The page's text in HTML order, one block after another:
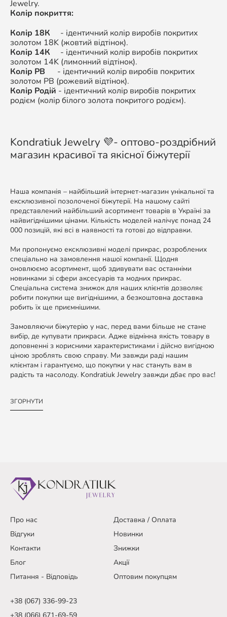
Jewelry.
Колір покриття:
Колір 18К - ідентичний колір виробів покритих
золотом 18K (жовтий відтінок).
Колір 14К - ідентичний колір виробів покритих
золотом 14K (лимонний відтінок).
Колір РВ - ідентичний колір виробів покритих
золотом РВ (рожевий відтінок).
Колір Родій - ідентичний колір виробів покритих
родієм (колір білого золота покритого родієм).
Kondratiuk Jewelry 💜- оптово-роздрібний
магазин красивої та якісної біжутерії
Наша компанія – найбільший інтернет-магазин унікальної та
ексклюзивної позолоченої біжутерії. На нашому сайті
представлений найбільший асортимент товарів в Україні за
найвигіднішими цінами. Кількість моделей налічує понад 24
000 позицій, які всі в наявності та готові до відправки.
Ми пропонуємо ексклюзивні моделі прикрас, розроблених
спеціально на замовлення нашої компанії. Щодня
оновлюємо асортимент, щоб здивувати вас останніми
новинками зі сфери аксесуарів та модних прикрас.
Спеціальна система знижок для наших клієнтів дозволяє
робити покупки ще вигіднішими, а безкоштовна доставка
робить їх ще приємнішими.
Замовляючи біжутерію у нас, перед вами більше не стане
вибір, де купувати прикраси. Адже відмінна якість товару в
доповненні з корисними характеристиками і дійсно вигідною
ціною зроблять свою справу. Ми завжди раді нашим
клієнтам і гарантуємо, що покупки у нас стануть вам в
радість та насолоду. Kondratiuk Jewelry завжди дбає про вас!
ЗГОРНУТИ
Про нас
Доставка / Оплата
Відгуки
Новинки
Контакти
Знижки
Блог
Акції
Питання - Відповідь
Оптовим покупцям
+38 (067) 336-99-23